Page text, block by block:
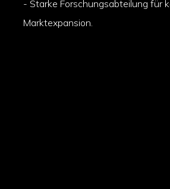
- Starke Forschungsabteilung für
Marktexpansion.